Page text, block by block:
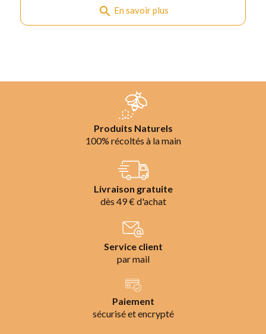
search En savoir plus
Produits Naturels
100% récoltés à la main
Livraison gratuite
dès 49 € d'achat
Service client
par mail
Paiement
sécurisé et encrypté